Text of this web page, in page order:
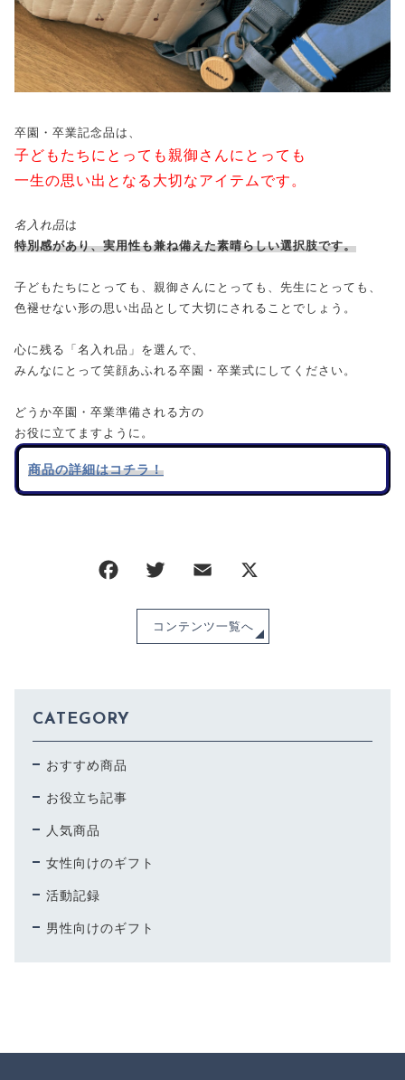
卒園・卒業記念品は、
子どもたちにとっても親御さんにとっても
一生の思い出となる大切なアイテムです。
名入れ品は
特別感があり、実用性も兼ね備えた素晴らしい選択肢です。
子どもたちにとっても、親御さんにとっても、先生にとっても、
色褪せない形の思い出品として大切にされることでしょう。
心に残る「名入れ品」を選んで、
みんなにとって笑顔あふれる卒園・卒業式にしてください。
どうか卒園・卒業準備される方の
お役に立てますように。
商品の詳細はコチラ！
コンテンツ一覧へ
CATEGORY
おすすめ商品
お役立ち記事
人気商品
女性向けのギフト
活動記録
男性向けのギフト